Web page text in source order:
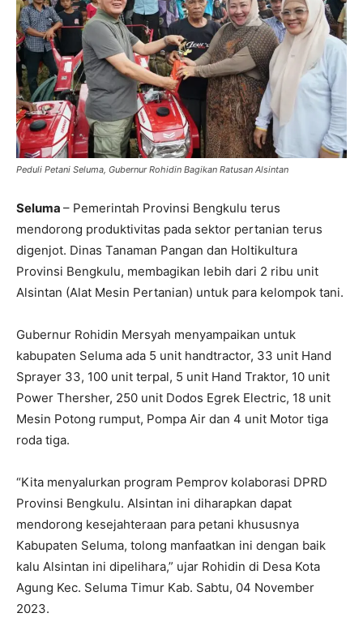
Peduli Petani Seluma, Gubernur Rohidin Bagikan Ratusan Alsintan
Seluma – Pemerintah Provinsi Bengkulu terus
mendorong produktivitas pada sektor pertanian terus
digenjot. Dinas Tanaman Pangan dan Holtikultura
Provinsi Bengkulu, membagikan lebih dari 2 ribu unit
Alsintan (Alat Mesin Pertanian) untuk para kelompok tani.
Gubernur Rohidin Mersyah menyampaikan untuk
kabupaten Seluma ada 5 unit handtractor, 33 unit Hand
Sprayer 33, 100 unit terpal, 5 unit Hand Traktor, 10 unit
Power Thersher, 250 unit Dodos Egrek Electric, 18 unit
Mesin Potong rumput, Pompa Air dan 4 unit Motor tiga
roda tiga.
“Kita menyalurkan program Pemprov kolaborasi DPRD
Provinsi Bengkulu. Alsintan ini diharapkan dapat
mendorong kesejahteraan para petani khususnya
Kabupaten Seluma, tolong manfaatkan ini dengan baik
kalu Alsintan ini dipelihara,” ujar Rohidin di Desa Kota
Agung Kec. Seluma Timur Kab. Sabtu, 04 November
2023.